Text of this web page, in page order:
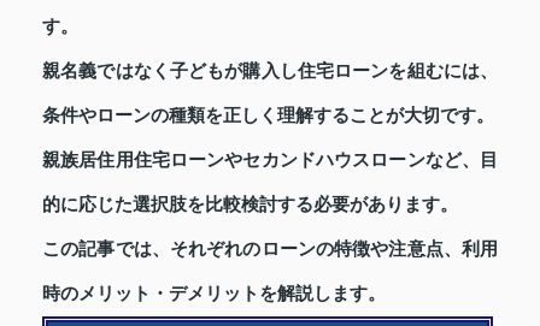
す。
親名義ではなく子どもが購入し住宅ローンを組むには、
条件やローンの種類を正しく理解することが大切です。
親族居住用住宅ローンやセカンドハウスローンなど、目
的に応じた選択肢を比較検討する必要があります。
この記事では、それぞれのローンの特徴や注意点、利用
時のメリット・デメリットを解説します。